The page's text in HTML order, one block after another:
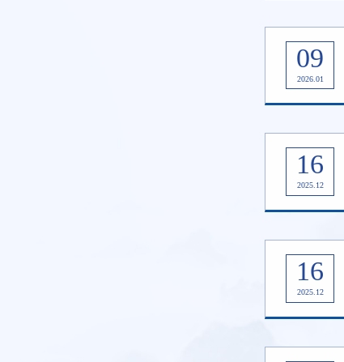
09
2026.01
16
2025.12
16
2025.12